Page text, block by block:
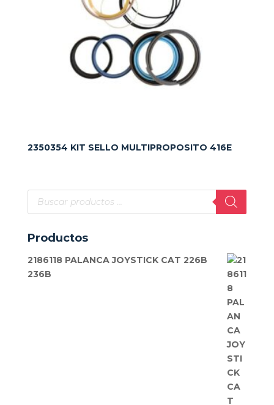
2350354 KIT SELLO MULTIPROPOSITO 416E
Búsqueda
productos
Productos
2186118 PALANCA JOYSTICK CAT 226B
236B